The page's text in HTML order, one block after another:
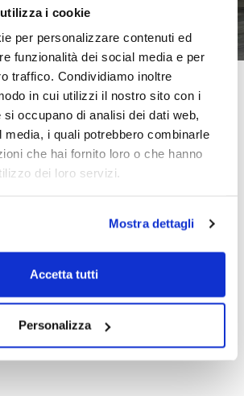
i cookie
per personalizzare contenuti ed
funzionalità dei social media e per
traffico. Condividiamo inoltre
in cui utilizzi il nostro sito con i
occupano di analisi dei dati web,
media, i quali potrebbero combinarle
che hai fornito loro o che hanno
dei loro servizi.
Mostra dettagli
Accetta tutti
Personalizza
della casae con i modelli di cucine
COOKIE POLICY